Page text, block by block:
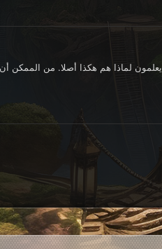
لماذا هم هكذا أصلا. من الممكن